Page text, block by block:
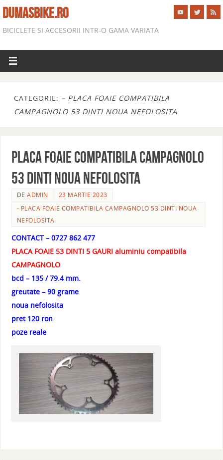
DUMASBIKE.RO
BICICLETE SI ACCESORII INTR-O GAMA VARIATA
CATEGORIE: – PLACA FOAIE COMPATIBILA
CAMPAGNOLO 53 DINTI NOUA NEFOLOSITA
PLACA FOAIE compatibila CAMPAGNOLO
53 DINTI NOUA NEFOLOSITA
DEADMIN
23 MARTIE 2023
- PLACA FOAIE COMPATIBILA CAMPAGNOLO 53 DINTI NOUA
NEFOLOSITA
CONTACT – 0727 862 477
PLACA FOAIE 53 DINTI 5 GAURI aluminiu compatibila
CAMPAGNOLO
bcd – 135 / 79.4 mm.
greutate – 90 grame
noua nefolosita
pret 120 ron
poze reale